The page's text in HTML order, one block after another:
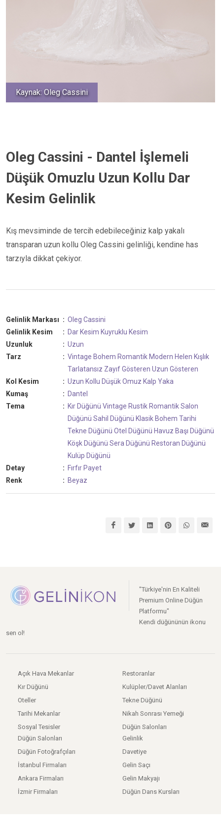
Kaynak: Oleg Cassini
Oleg Cassini - Dantel İşlemeli
Düşük Omuzlu Uzun Kollu Dar
Kesim Gelinlik
Kış mevsiminde de tercih edebileceğiniz kalp yakalı
transparan uzun kollu Oleg Cassini gelinliği, kendine has
tarzıyla dikkat çekiyor.
Gelinlik Markası : Oleg Cassini
Gelinlik Kesim
: Dar Kesim Kuyruklu Kesim
Uzunluk
: Uzun
Tarz
: Vintage Bohem Romantik Modern Helen Kışlık
Tarlatansız Zayıf Gösteren Uzun Gösteren
Kol Kesim
: Uzun Kollu Düşük Omuz Kalp Yaka
Kumaş
: Dantel
Tema
: Kır Düğünü Vintage Rustik RomantikSalon
Düğünü Sahil Düğünü Klasik Bohem Tarihi
Tekne Düğünü Otel Düğünü Havuz Başı Düğünü
Köşk Düğünü Sera Düğünü Restoran Düğünü
Kulüp Düğünü
Detay
: Fırfır Payet
Renk
: Beyaz
"Türkiye'nin En Kaliteli
Premium Online Düğün
Platformu"
Kendi düğününün ikonu
sen ol!
Açık Hava Mekanlar
Kır Düğünü
Oteller
Tarihi Mekanlar
Sosyal Tesisler
Restoranlar
Kulüpler/Davet Alanları
Tekne Düğünü
Nikah Sonrası Yemeği
Düğün Salonları
Düğün Salonları
Düğün Fotoğrafçıları
İstanbul Firmaları
Ankara Firmaları
İzmir Firmaları
Gelinlik
Davetiye
Gelin Saçı
Gelin Makyajı
Düğün Dans Kursları